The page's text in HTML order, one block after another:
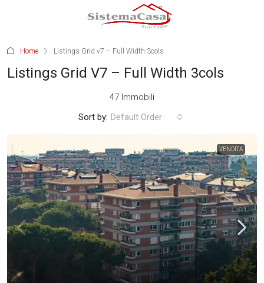
Home Listings Grid v7 – Full Width 3cols
Listings Grid V7 – Full Width 3cols
47 Immobili
Sort by: Default Order
VENDITA